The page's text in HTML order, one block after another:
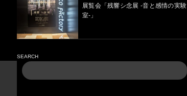
展覧会「残響シ念展 -⾳と感情の実験
室-」
SEARCH